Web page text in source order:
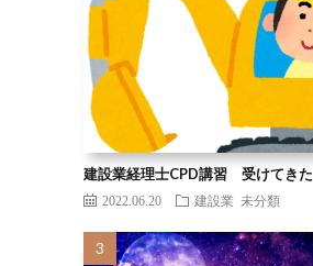
建設業経理士CPD講習 受けてきた
2022.06.20 建設業 未分類